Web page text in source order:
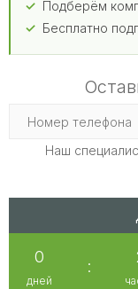
Подберём
Бесплатно
Наш
0
дней
: